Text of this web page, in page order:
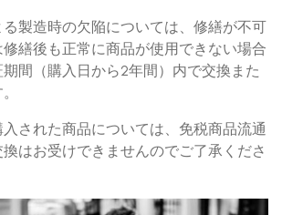
製造時の欠陥については、修繕が不可
繕後も正常に商品が使用できない場合
間（購入日から2年間）内で交換また
された商品については、免税商品流通
はお受けできませんのでご了承くださ